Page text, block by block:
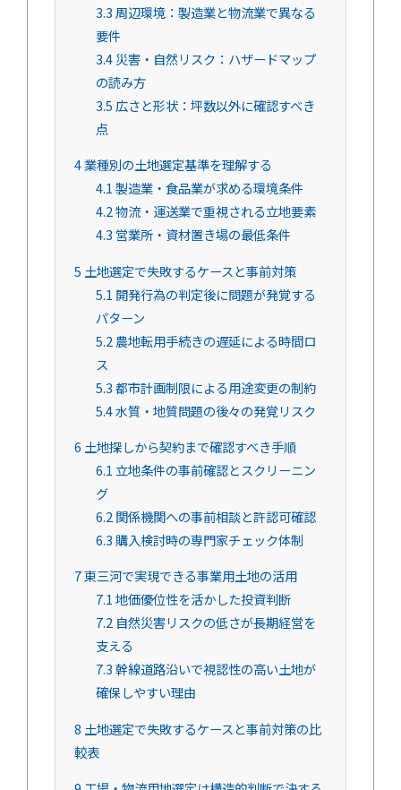
3.3 周辺環境：製造業と物流業で異なる
要件
3.4災害・自然リスク：ハザードマップ
の読み方
3.5 広さと形状：坪数以外に確認すべき
点
4業種別の土地選定基準を理解する
4.1製造業・食品業が求める環境条件
4.2物流・運送業で重視される立地要素
4.3 営業所・資材置き場の最低条件
5 土地選定で失敗するケースと事前対策
5.1 開発行為の判定後に問題が発覚する
パターン
5.2農地転用手続きの遅延による時間ロ
ス
5.3都市計画制限による用途変更の制約
5.4水質・地質問題の後々の発覚リスク
6 土地探しから契約まで確認すべき手順
6.1 立地条件の事前確認とスクリーニン
グ
6.2関係機関への事前相談と許認可確認
6.3 購入検討時の専門家チェック体制
7東三河で実現できる事業用土地の活用
7.1地価優位性を活かした投資判断
7.2 自然災害リスクの低さが長期経営を
支える
7.3幹線道路沿いで視認性の高い土地が
確保しやすい理由
8 土地選定で失敗するケースと事前対策の比
較表